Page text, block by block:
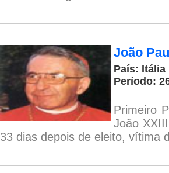
João
País: Itália
Período:
Primeiro
João
33 dias depois de eleito, vítima